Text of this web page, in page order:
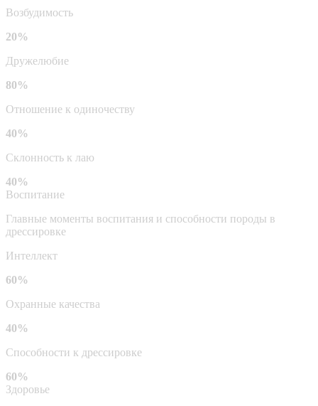
Возбудимость
20%
Дружелюбие
80%
Отношение к одиночеству
40%
Склонность к лаю
40%
Воспитание
Главные моменты воспитания и способности породы в
дрессировке
Интеллект
60%
Охранные качества
40%
Способности к дрессировке
60%
Здоровье